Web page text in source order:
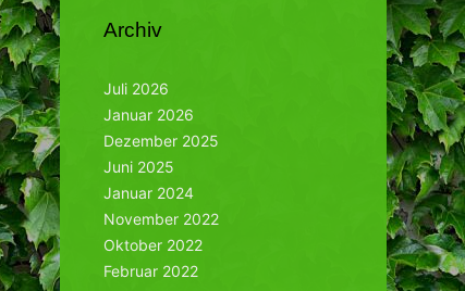
Archiv
Juli 2026
Januar 2026
Dezember 2025
Juni 2025
Januar 2024
November 2022
Oktober 2022
Februar 2022